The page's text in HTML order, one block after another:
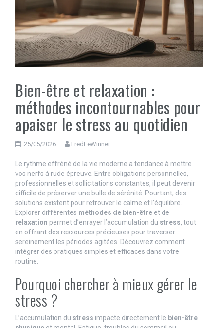
Bien-être et relaxation :
méthodes incontournables pour
apaiser le stress au quotidien
25/05/2026 FredLeWinner
Le rythme effréné de la vie moderne a tendance à mettre
vos nerfs à rude épreuve. Entre obligations personnelles,
professionnelles et sollicitations constantes, il peut devenir
difficile de préserver une bulle de sérénité. Pourtant, des
solutions existent pour retrouver le calme et l’équilibre.
Explorer différentes méthodes de bien-être et de
relaxation permet d’enrayer l’accumulation du stress, tout
en offrant des ressources précieuses pour traverser
sereinement les périodes agitées. Découvrez comment
intégrer des pratiques simples et efficaces dans votre
routine.
Pourquoi chercher à mieux gérer le
stress ?
L’accumulation du stress impacte directement le bien-être